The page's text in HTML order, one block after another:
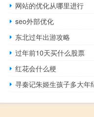
网站的优化从哪里进行
seo外部优化
东北过年出游攻略
过年前10天买什么股票
红花会什么梗
寻秦记朱姬生孩子多大年